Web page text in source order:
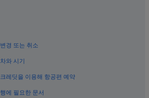
경 또는 취소
와 시기
레딧을 이용해 항공편 예약
에 필요한 문서